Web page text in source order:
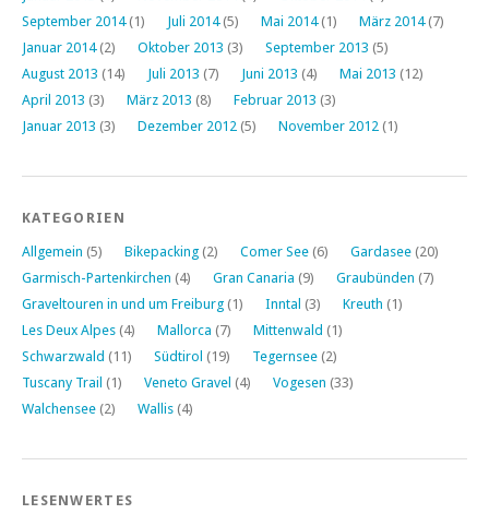
September 2014(1) Juli 2014(5) Mai 2014(1) März 2014(7)
Januar 2014(2) Oktober 2013 (3) September 2013 (5)
August 2013 (14) Juli 2013 (7) Juni 2013 (4) Mai 2013 (12)
April 2013 (3) März 2013 (8) Februar 2013 (3)
Januar 2013 (3) Dezember 2012 (5) November 2012 (1)
KATEGORIEN
Allgemein (5) Bikepacking (2) Comer See (6) Gardasee (20)
Garmisch-Partenkirchen (4) Gran Canaria (9) Graubünden (7)
Graveltouren in und um Freiburg (1) Inntal (3) Kreuth (1)
Les Deux Alpes (4) Mallorca (7) Mittenwald (1)
Schwarzwald (11) Südtirol (19) Tegernsee (2)
Tuscany Trail (1) Veneto Gravel (4) Vogesen (33)
Walchensee (2) Wallis (4)
LESENWERTES